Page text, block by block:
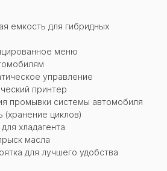
емкость для гибридных
меню
управление
принтер
промывки системы автомобиля
(хранение циклов)
хладагента
масла
для лучшего удобства